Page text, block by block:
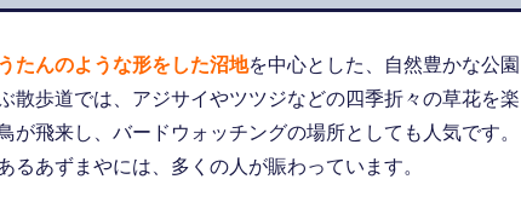
たんのような形をした沼地を中心とした、自然豊かな公園
散歩道では、アジサイやツツジなどの四季折々の草花を楽
が飛来し、バードウォッチングの場所としても人気です。
るあずまやには、多くの人が賑わっています。